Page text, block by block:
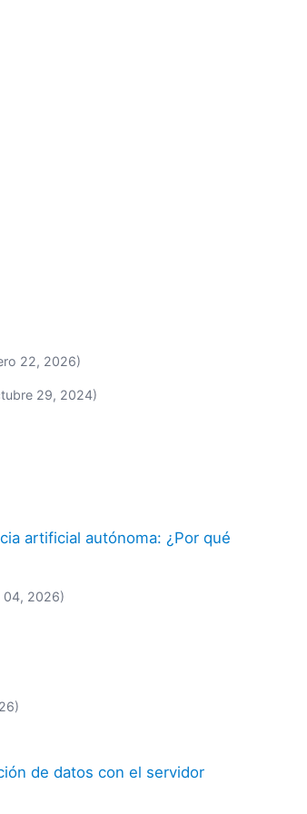
22, 2026)
29, 2024)
artificial autónoma: ¿Por qué
04, 2026)
de datos con el servidor